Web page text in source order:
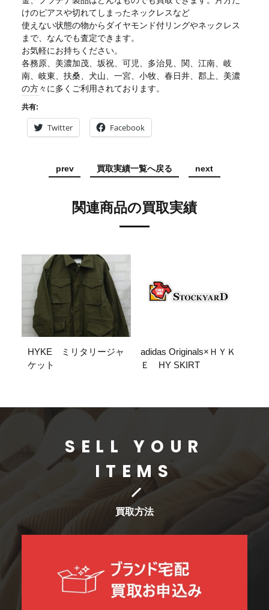
けのピアスや切れてしまったネックレスなど
使えない状態の物からダイヤモンド付リングやネックレス
まで、なんでも査定できます。
お気軽にお持ちください。
各務原、美濃加茂、坂祝、可児、多治見、関、江南、岐
南、岐東、扶桑、犬山、一宮、小牧、春日井、郡上、美濃
の方々に多くご利用されております。
共有:
Twitter Facebook
prev 買取実績一覧へ戻る next
関連商品の買取実績
HYKE ミリタリージャ
ケット
adidas Originals×ＨＹＫ
Ｅ HY SKIRT
SELL YOUR
ITEMS
買取方法